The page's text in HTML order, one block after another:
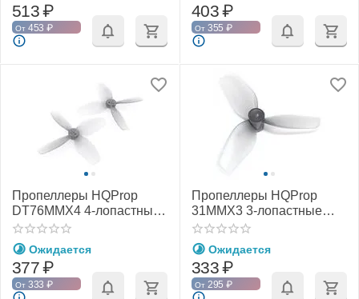
513₽
От 453 ₽
403₽
От 355 ₽
Пропеллеры HQProp
DT76MMX4 4-лопастные
(Серый) (Вал 1,5 мм)
(2CW+2CCW)
Ожидается
377₽
От 333 ₽
Пропеллеры HQProp
31MMX3 3-лопастные
(Серый) (Вал 1,0 мм)
(2CW+2CCW)
Ожидается
333₽
От 295 ₽